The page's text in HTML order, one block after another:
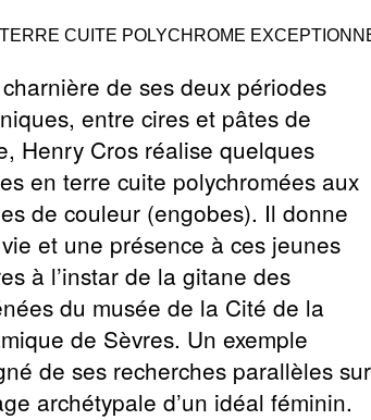
CUITE POLYCHROME
de ses deux périodes
entre cires et pâtes de
Henry Cros réalise quelques
en terre cuite polychromées aux
de couleur (engobes). Il donne
et une présence à ces jeunes
à l’instar de la gitane des
du musée de la Cité de la
de Sèvres. Un exemple
de ses recherches parallèles sur
archétypale d’un idéal féminin.